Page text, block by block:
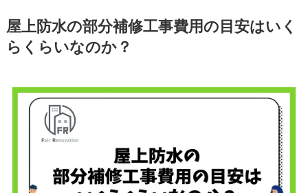
屋上防水の部分補修工事費用の目安はいく
らくらいなのか？